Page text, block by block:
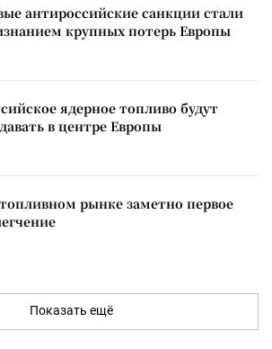
антироссийские санкции стали
крупных потерь Европы
ядерное топливо будут
в центре Европы
рынке заметно первое
Показать ещё